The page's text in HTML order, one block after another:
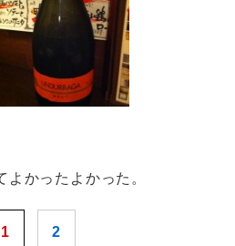
よかったよかった。
1 2